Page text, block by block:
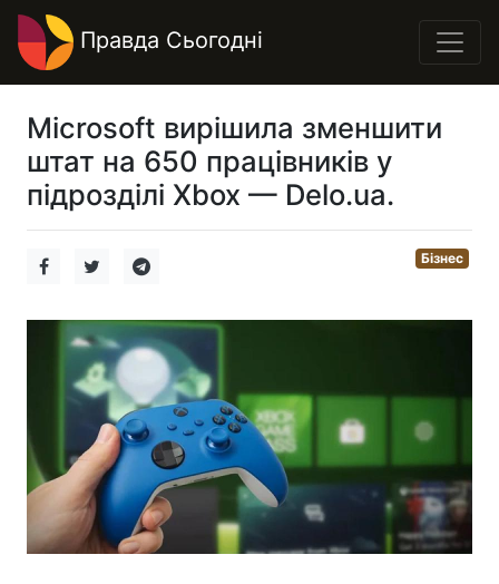
Правда Сьогодні
Microsoft вирішила зменшити
штат на 650 працівників у
підрозділі Xbox — Delo.ua.
Бізнес